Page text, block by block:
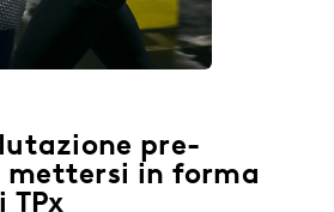
pre-
in forma
TPx